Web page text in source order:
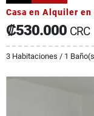
Casa en Alquiler en
₡530.000 CRC
3 Habitaciones / 1